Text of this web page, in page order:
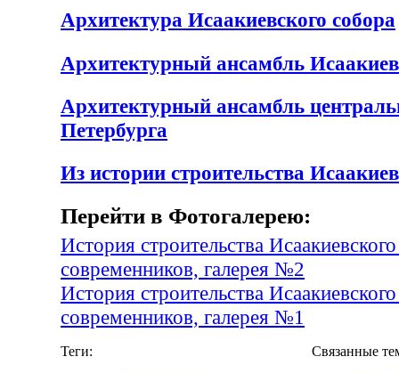
Архитектура Исаакиевского собора
Архитектурный ансамбль
Архитектурный ансамбль
Петербурга
Из истории строительства
Перейти в Фотогалерею:
История строительства
современников, галерея №2
История строительства
современников, галерея №1
Теги:
Связанные